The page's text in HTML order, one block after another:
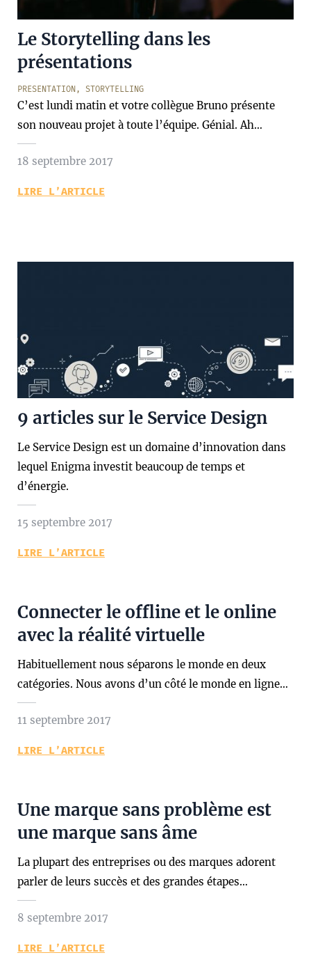
Le Storytelling dans les
présentations
PRESENTATION , STORYTELLING
C’est lundi matin et votre collègue Bruno présente
son nouveau projet à toute l’équipe. Génial. Ah…
18 septembre 2017
LIRE L’ARTICLE
9 articles sur le Service Design
Le Service Design est un domaine d’innovation dans
lequel Enigma investit beaucoup de temps et
d’énergie.
15 septembre 2017
LIRE L’ARTICLE
Connecter le offline et le online
avec la réalité virtuelle
Habituellement nous séparons le monde en deux
catégories. Nous avons d’un côté le monde en ligne…
11 septembre 2017
LIRE L’ARTICLE
Une marque sans problème est
une marque sans âme
La plupart des entreprises ou des marques adorent
parler de leurs succès et des grandes étapes…
8 septembre 2017
LIRE L’ARTICLE